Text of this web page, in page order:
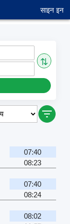
साइन इन
⇅
07:40
08:23
07:40
08:24
08:02